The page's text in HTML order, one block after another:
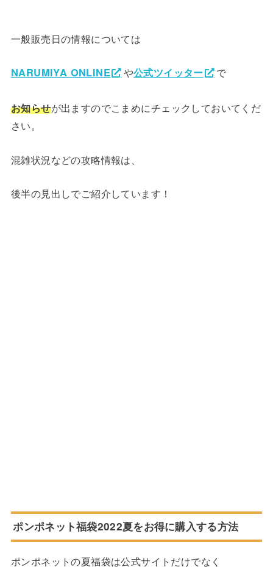
一般販売日の情報については
NARUMIYA ONLINE や公式ツイッター で
お知らせが出ますのでこまめにチェックしておいてくだ
さい。
混雑状況などの攻略情報は、
後半の見出しでご紹介しています！
ポンポネット福袋2022夏をお得に購入する方法
ポンポネットの夏福袋は公式サイトだけでなく